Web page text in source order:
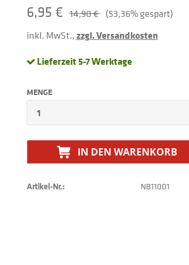
6,95 € 14,90 € (53,36% gespart)
inkl. MwSt.,zzgl. Versandkosten
Lieferzeit 5-7 Werktage
MENGE
IN DEN WARENKORB
Artikel-Nr.: NB11001